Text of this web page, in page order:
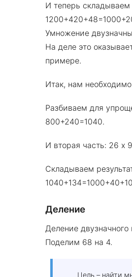
И теперь
Умножение
На деле это
примере.
Итак, нам
Разбиваем для
800+240=1040.
И вторая часть: 26 x
Складываем
Деление
Деление двузначного
Поделим 68 на 4.
Цель – найти